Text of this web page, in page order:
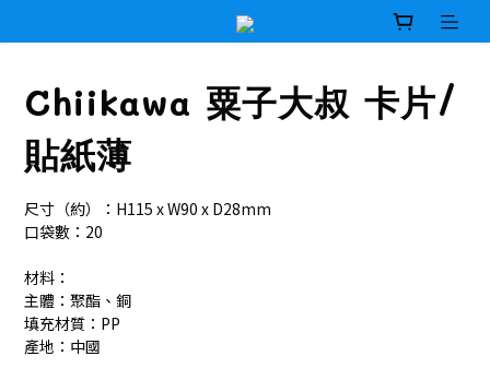
Chiikawa 粟子大叔 卡片/
貼紙薄
尺寸（約）：H115 x W90 x D28mm
口袋數：20
材料：
主體：聚酯、銅
填充材質：PP
產地：中國